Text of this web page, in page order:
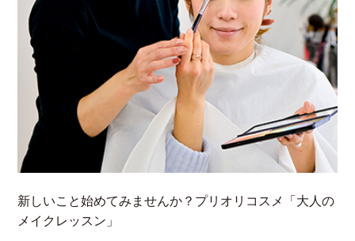
新しいこと始めてみませんか？プリオリコスメ「大人の
メイクレッスン」